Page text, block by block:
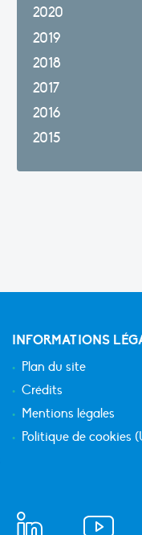
2020
2019
2018
2017
2016
2015
INFORMATIONS
Plan du site
Crédits
Mentions légales
Politique de cookies